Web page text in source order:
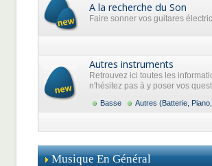
A la recherche du Son
Faire sonner vos guitares
Autres instruments
Retrouvez ici toutes les
n'hésitez pas à y poser vos
Basse Autres (Batterie,
Musique En Général